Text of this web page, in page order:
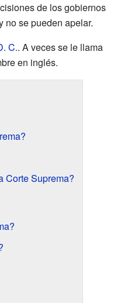
de los gobiernos
no se pueden apelar.
C.. A veces se le llama
en inglés.
Corte Suprema?